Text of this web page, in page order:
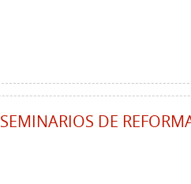
SEMINARIOS DE